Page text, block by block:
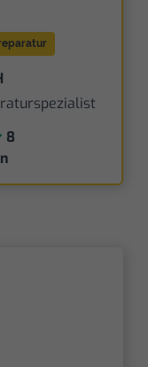
8